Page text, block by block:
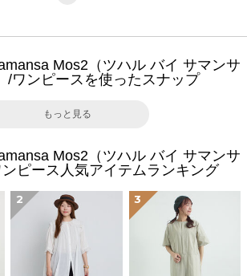
Mos2（ツハル バイ サマンサ
/ワンピースを使ったスナップ
もっと見る
Mos2（ツハル バイ サマンサ
ピース人気アイテムランキング
2 3